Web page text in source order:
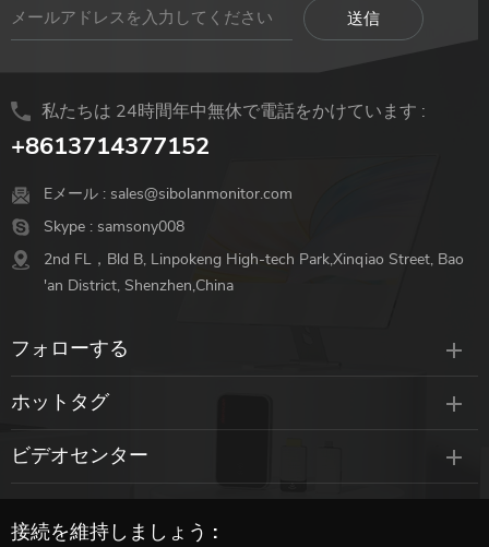
私たちは 24時間年中無休で電話をかけています :
+8613714377152
Eメール : sales@sibolanmonitor.com
Skype : samsony008
2nd FL，Bld B, Linpokeng High-tech Park,Xinqiao Street, Bao
'an District, Shenzhen,China
フォローする
ホットタグ
ビデオセンター
接続を維持しましょう :